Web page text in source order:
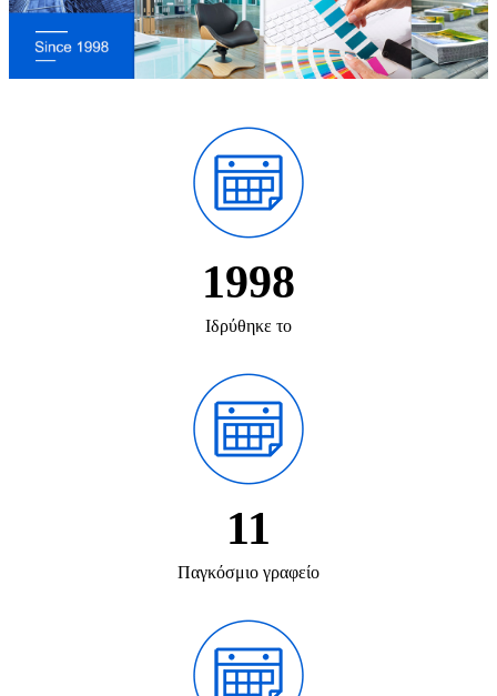
1998
Ιδρύθηκε το
11
Παγκόσμιο γραφείο